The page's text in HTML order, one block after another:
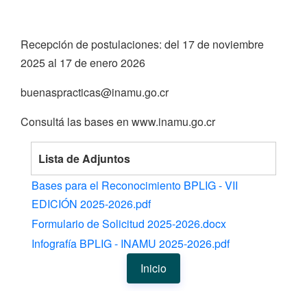
Recepción de postulaciones: del 17 de noviembre
2025 al 17 de enero 2026
buenaspracticas@inamu.go.cr
Consultá las bases en www.inamu.go.cr
Lista de Adjuntos
Bases para el Reconocimiento BPLIG - VII
EDICIÓN 2025-2026.pdf
Formulario de Solicitud 2025-2026.docx
Infografía BPLIG - INAMU 2025-2026.pdf
Inicio